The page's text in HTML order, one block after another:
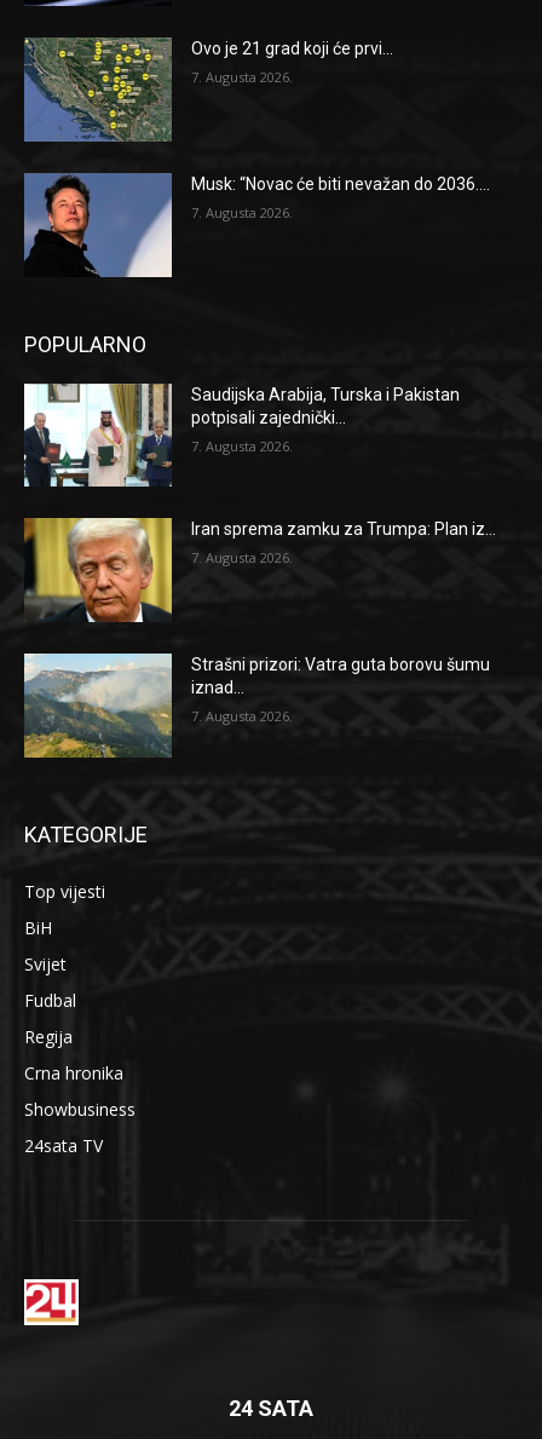
Ovo je 21 grad koji će prvi...
7. Augusta 2026.
Musk: “Novac će biti nevažan do 2036....
7. Augusta 2026.
POPULARNO
Saudijska Arabija, Turska i Pakistan
potpisali zajednički...
7. Augusta 2026.
Iran sprema zamku za Trumpa: Plan iz...
7. Augusta 2026.
Strašni prizori: Vatra guta borovu šumu
iznad...
7. Augusta 2026.
KATEGORIJE
Top vijesti
BiH
Svijet
Fudbal
Regija
Crna hronika
Showbusiness
24sata TV
24 SATA